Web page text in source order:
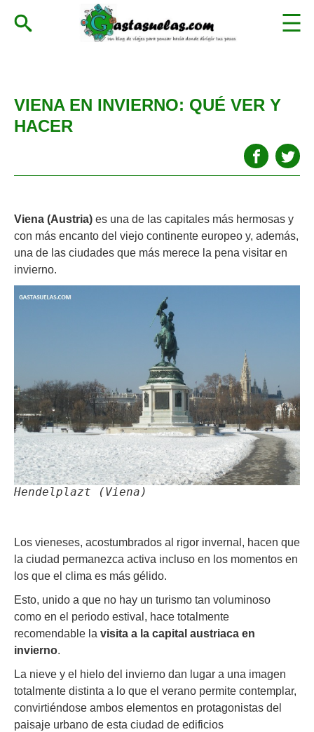
VIENA EN INVIERNO: QUÉ VER Y
HACER
Viena (Austria) es una de las capitales más hermosas y
con más encanto del viejo continente europeo y, además,
una de las ciudades que más merece la pena visitar en
invierno.
Hendelplazt (Viena)
Los vieneses, acostumbrados al rigor invernal, hacen que
la ciudad permanezca activa incluso en los momentos en
los que el clima es más gélido.
Esto, unido a que no hay un turismo tan voluminoso
como en el periodo estival, hace totalmente
recomendable la visita a la capital austriaca en
invierno.
La nieve y el hielo del invierno dan lugar a una imagen
totalmente distinta a lo que el verano permite contemplar,
convirtiéndose ambos elementos en protagonistas del
paisaje urbano de esta ciudad de edificios